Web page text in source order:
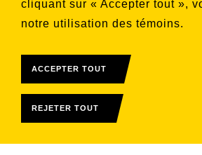
cliquant sur « Accepter tout »,
notre utilisation des témoins.
ACCEPTER TOUT
REJETER TOUT